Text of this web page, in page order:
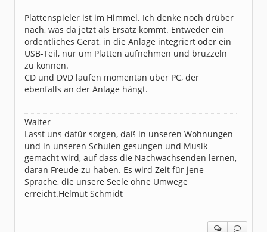
Plattenspieler ist im Himmel. Ich denke noch drüber
nach, was da jetzt als Ersatz kommt. Entweder ein
ordentliches Gerät, in die Anlage integriert oder ein
USB-Teil, nur um Platten aufnehmen und bruzzeln
zu können.
CD und DVD laufen momentan über PC, der
ebenfalls an der Anlage hängt.
Walter
Lasst uns dafür sorgen, daß in unseren Wohnungen
und in unseren Schulen gesungen und Musik
gemacht wird, auf dass die Nachwachsenden lernen,
daran Freude zu haben. Es wird Zeit für jene
Sprache, die unsere Seele ohne Umwege
erreicht.Helmut Schmidt